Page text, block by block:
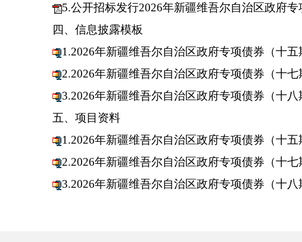
5.公开招标发行2026年新疆维吾尔自治区政府
四、信息披露模板
1.2026年新疆维吾尔自治区政府专项债券（十五
2.2026年新疆维吾尔自治区政府专项债券（十七
3.2026年新疆维吾尔自治区政府专项债券（十八
五、项目资料
1.2026年新疆维吾尔自治区政府专项债券（十五
2.2026年新疆维吾尔自治区政府专项债券（十七
3.2026年新疆维吾尔自治区政府专项债券（十八